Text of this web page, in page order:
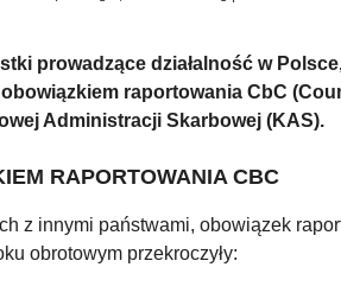
prowadzące działalność w
raportowania CbC
Administracji Skarbowej (KAS).
RAPORTOWANIA CBC
z innymi państwami, obowiązek
obrotowym przekroczyły: